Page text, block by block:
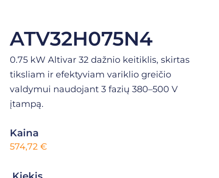
ATV32H075N4
0.75 kW Altivar 32 dažnio keitiklis, skirtas
tiksliam ir efektyviam variklio greičio
valdymui naudojant 3 fazių 380–500 V
įtampą.
Kaina
574,72 €